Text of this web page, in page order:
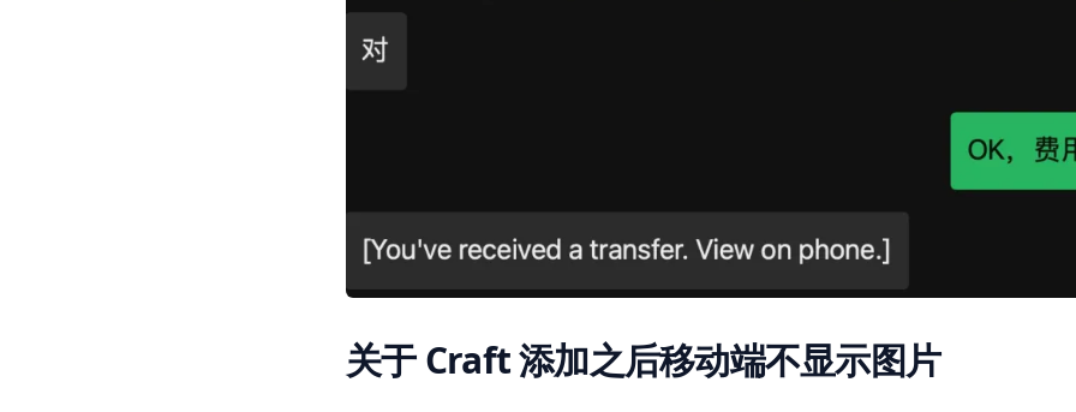
关于 Craft 添加之后移动端不显示图片